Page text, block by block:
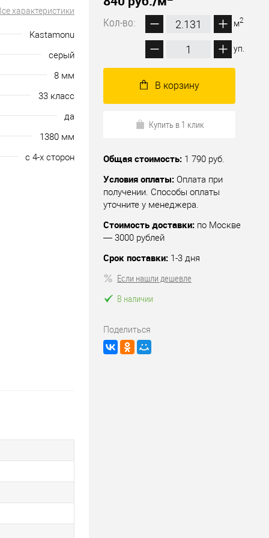
характеристики
Kastamonu
серый
8 мм
33 класс
да
1380 мм
с 4-х сторон
Кол-во:
м2
уп.
В корзину
Купить в 1 клик
Общая стоимость: 1 790 руб.
Условия оплаты: Оплата при
получении. Способы оплаты
уточните у менеджера.
Стоимость доставки: по Москве
— 3000 рублей
Срок поставки: 1-3 дня
Если нашли дешевле
В наличии
Поделиться